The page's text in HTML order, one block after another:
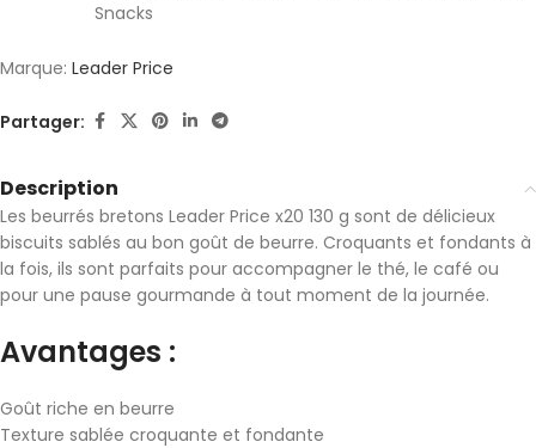
Snacks
Marque: Leader Price
Partager:
Description
Les beurrés bretons Leader Price x20 130 g sont de délicieux
biscuits sablés au bon goût de beurre. Croquants et fondants à
la fois, ils sont parfaits pour accompagner le thé, le café ou
pour une pause gourmande à tout moment de la journée.
Avantages :
Goût riche en beurre
Texture sablée croquante et fondante